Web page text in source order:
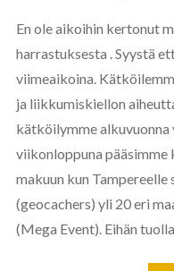
En ole aikoihin kertonut
harrastuksesta . Syystä
viimeaikoina.
ja liikkumiskiellon
kätköilymme alkuvuonna
viikonloppuna
makuun kun
(geocachers) yli 20 eri
(Mega Event). Eihän